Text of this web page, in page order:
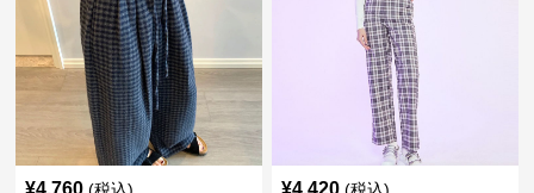
¥4,760 ¥4,420